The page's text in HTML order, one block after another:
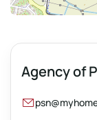
Agency of